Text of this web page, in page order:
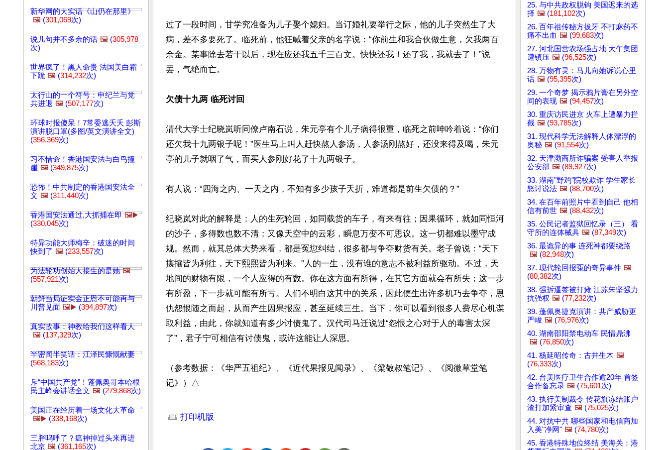
新华网的大实话《山仍在那里》
🖼️ (301,069次)
说几句并不多余的话 🖼️ (305,978
次)
世界疯了！黑人命贵 法国美白霜
下跪 🖼️ (314,232次)
太行山的一个符号：申纪兰与党
共进退 🖼️ (507,177次)
环球时报傻呆！7常委逃夭夭 彭斯
演讲脱口罩(多图/英文演讲全文)
(356,369次)
习不惜命！香港国安法与白鸟撞
崖 🖼️ (349,875次)
恐怖！中共制定的香港国安法全
文 🖼️ (311,440次)
香港国安法通过,大抓捕在即 🖼️▶️
(330,045次)
特异功能大师梅辛：破迷的时间
快到了 🖼️ (233,557次)
为法轮功创始人接生的是她 🖼️
(557,921次)
朝鲜当局证实金正恩不可能再与
川普见面 🖼️▶️ (394,897次)
真实故事：神教给我们这样看人
🖼️ (137,329次)
半密闻半笑话：江泽民慷慨献妻
(568,183次)
斥“中国共产党”！蓬佩奥哥本哈根
民主峰会讲话全文 🖼️ (279,868次)
美国正在经历着一场文化大革命
🖼️▶️ (338,168次)
三胖呜呼了？瘟神掉过头来再进
北京 🖼️ (361,165次)
过了一段时间，甘学究准备为儿子娶个媳妇。当订婚礼要举行之际，他的儿子突然生了大
病，差不多要死了。临死前，他狂喊着父亲的名字说：“你前生和我合伙做生意，欠我两百
余金。某事除去若干以后，现在应还我五千三百文。快快还我！还了我，我就去了！”说
罢，气绝而亡。
欠债十九两 临死讨回
清代大学士纪晓岚听同僚卢南石说，朱元亭有个儿子病得很重，临死之前呻吟着说：“你们
还欠我十九两银子呢！”医生马上叫人赶快熬人参汤，人参汤刚熬好，还没来得及喝，朱元
亭的儿子就咽了气，而买人参刚好花了十九两银子。
有人说：“四海之内、一天之内，不知有多少孩子夭折，难道都是前生欠债的？”
纪晓岚对此的解释是：人的生死轮回，如同载货的车子，有来有往；因果循环，就如同恒河
的沙子，多得数也数不清；又像天空中的云彩，瞬息万变不可思议。这一切都难以墨守成
规。然而，就其总体大势来看，都是冤愆纠结，很多都与争夺财货有关。老子曾说：“天下
攘攘皆为利往，天下熙熙皆为利来。”人的一生，没有谁的意志不被利益所驱动。不过，天
地间的财物有限，一个人应得的有数。你在这方面有所得，在其它方面就会有所失；这一步
有所盈，下一步就可能有所亏。人们不明白这其中的关系，因此便生出许多机巧去争夺，恩
仇怨恨随之而起，从而产生因果报应，甚至延续三生。当下，你可以看到很多人费尽心机谋
取利益，由此，你就知道有多少讨债鬼了。汉代司马迁说过“怨恨之心对于人的毒害太深
了”，君子宁可相信有讨债鬼，或许这能让人深思。
（参考数据：《华严五祖纪》、《近代果报见闻录》、《梁敬叔笔记》、《阅微草堂笔
记》）△
打印机版
25. 与中共政权脱钩 美国迟来的选
择 🖼️ (181,102次)
26. 百年祖传秘方拔牙 不打麻药不
痛不出血 🖼️ (99,683次)
27. 河北国营农场强占地 大午集团
遭镇压 🖼️ (96,525次)
28. 万物有灵：马儿向她诉说心里
话 🖼️ (95,395次)
29. 一个奇梦 揭示鸦片膏在另外空
间的表现 🖼️ (94,457次)
30. 重庆访民进京 火车上遭暴力拦
截 🖼️ (93,785次)
31. 现代科学无法解释人体漂浮的
奥秘 🖼️ (91,554次)
32. 天津渤商所诈骗案 受害人举报
公安部 🖼️ (89,927次)
33. 湖南"野鸡"院校欺诈 学生家长
怒讨说法 🖼️ (88,700次)
34. 在百年前照片中看到自己 他相
信有前世 🖼️ (88,432次)
35. 公民记者监狱回忆录（三） 看
守所的连体械具 🖼️ (87,349次)
36. 最诡异的事 连死神都要绕路
🖼️ (82,948次)
37. 现代轮回报冤的奇异事件 🖼️
(80,382次)
38. 强拆逼签被打瘫 江苏朱坚强力
抗强权 🖼️ (77,232次)
39. 蓬佩奥捷克演讲：共产威胁更
严峻 🖼️ (76,976次)
40. 湖南邵阳禁电动车 民情鼎沸
🖼️ (76,850次)
41. 杨延昭传奇：古井生木 🖼️
(76,333次)
42. 台美医疗卫生合作逾20年 首签
合作备忘录 🖼️ (75,601次)
43. 执行美制裁令 传花旗冻结账户
渣打加紧审查 🖼️ (75,025次)
44. 对抗中共 哪些国家和电信商加
入美"净网" 🖼️ (74,780次)
45. 香港特殊地位终结 美海关：港